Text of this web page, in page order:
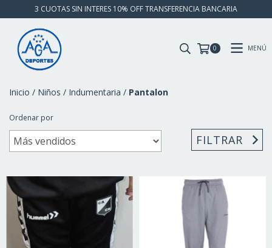
3 CUOTAS SIN INTERES 10% OFF TRANSFERENCIA BANCARIA
0 MENÚ
Inicio / Niños / Indumentaria / Pantalon
Ordenar por
FILTRAR